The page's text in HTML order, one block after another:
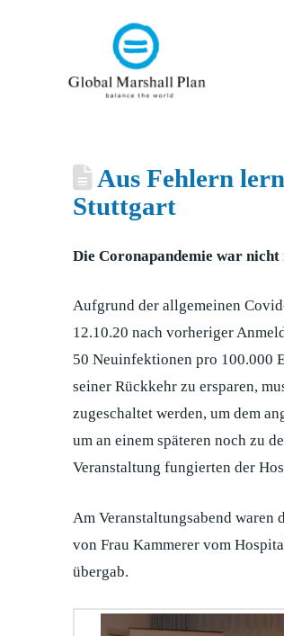
Aus Fehlern
Stuttgart
Die Coronapandemie war
Aufgrund der allgemeinen
12.10.20 nach vorheriger
50 Neuinfektionen pro 100.000
seiner Rückkehr zu ersparen,
zugeschaltet werden, um dem
um an einem späteren noch zu
Veranstaltung fungierten der
Am Veranstaltungsabend
von Frau Kammerer vom
übergab.